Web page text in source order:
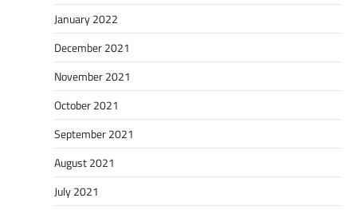
January 2022
December 2021
November 2021
October 2021
September 2021
August 2021
July 2021